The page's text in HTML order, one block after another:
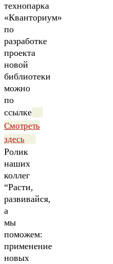
технопарка
«Кванториум»
по
разработке
проекта
новой
библиотеки
можно
по
ссылке
Смотреть
здесь
Ролик
наших
коллег
“Расти,
развивайся,
а
мы
поможем:
применение
новых